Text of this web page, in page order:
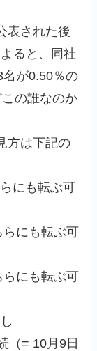
表された後
ると、同社
が0.50％の
の誰なのか
方は下記の
にも転ぶ可
にも転ぶ可
にも転ぶ可
（= 10月9日